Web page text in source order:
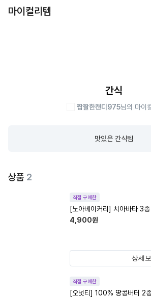
마이컬리템
간식
짭짤한캔디975님의 마이
맛있은 간식템
상품 2
직접 구매한
[노아베이커리] 치아바타 3
4,900원
상세
직접 구매한
[오넛티] 100% 땅콩버터 2